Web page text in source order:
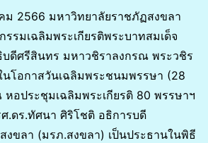
ม 2566 มหาวิทยาลัยราชภัฏสงขลา
รมเฉลิมพระเกียรติพระบาทสมเด็จ
บดีศรีสินทร มหาวชิราลงกรณ พระวชิร
ในโอกาสวันเฉลิมพระชนมพรรษา (28
อประชุมเฉลิมพระเกียรติ 80 พรรษาฯ
.ดร.ทัศนา ศิริโชติ อธิการบดี
งขลา (มรภ.สงขลา) เป็นประธานในพิธี